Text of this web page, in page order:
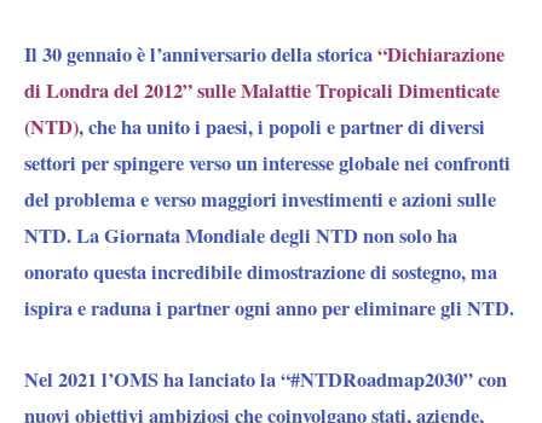
Il 30 gennaio è l’anniversario della storica“Dichiarazione
di Londra del 2012” sulle Malattie Tropicali Dimenticate
(NTD), che ha unito i paesi, i popoli e partner di diversi
settori per spingere verso un interesse globale nei confronti
del problema e verso maggiori investimenti e azioni sulle
NTD. La Giornata Mondiale degli NTD non solo ha
onorato questa incredibile dimostrazione di sostegno, ma
ispira e raduna i partner ogni anno per eliminare gli NTD.
Nel 2021 l’OMS ha lanciato la “#NTDRoadmap2030” con
nuovi obiettivi ambiziosi che coinvolgano stati, aziende,